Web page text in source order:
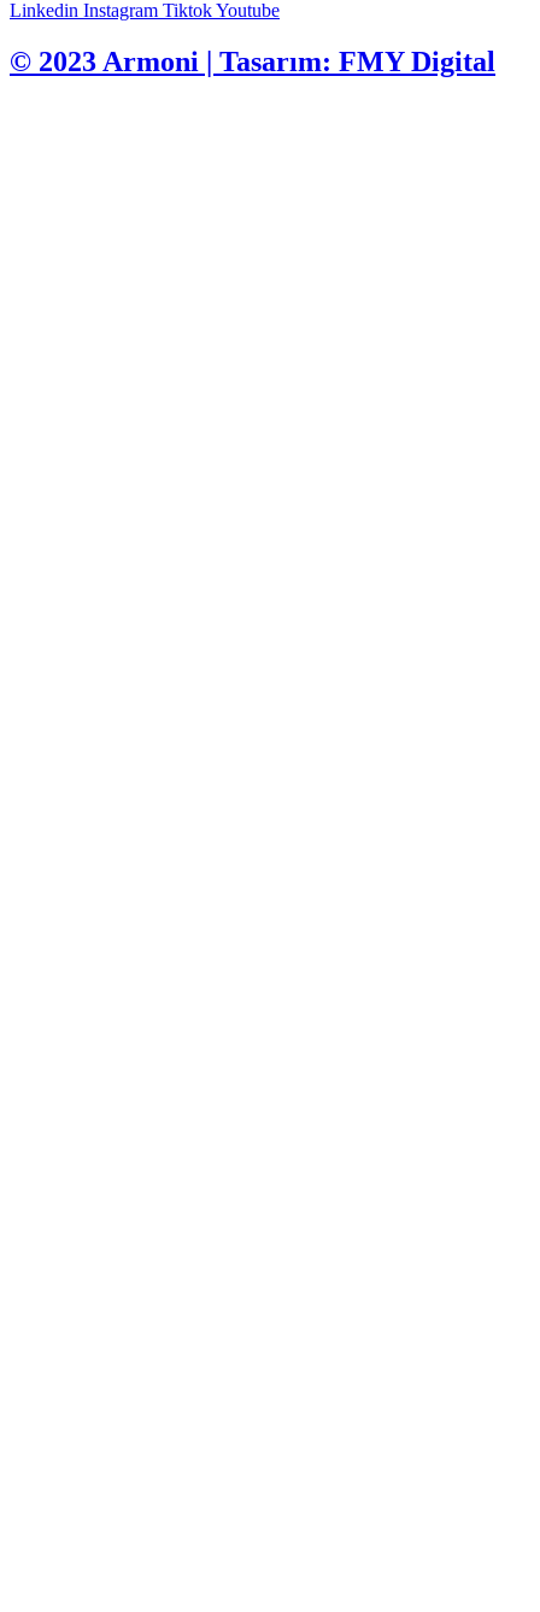
Linkedin Instagram TiktokYoutube
© 2023 Armoni | Tasarım: FMY Digital